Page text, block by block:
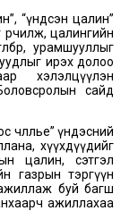
“үндсэн цалин”
цалингийн
урамшууллыг
ирэх долоо
хэлэлцүүлэн
сайд
үндэсний
хүүхдүүдийг
цалин, сэтгэл
газрын тэргүүн
буй багш
ажиллахаа